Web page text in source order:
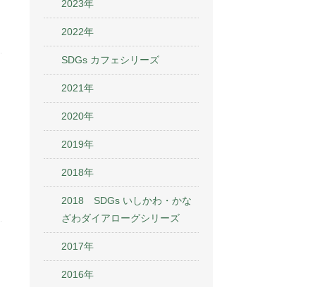
2023年
2022年
SDGs カフェシリーズ
2021年
2020年
2019年
2018年
2018 SDGs いしかわ・かな
ざわダイアローグシリーズ
2017年
2016年